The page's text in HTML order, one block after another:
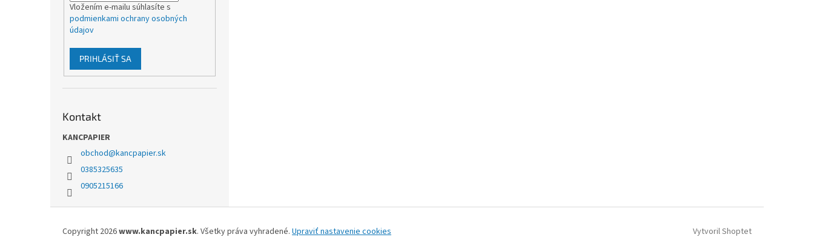
Vložením e-mailu súhlasíte s
podmienkami ochrany osobných
údajov
PRIHLÁSIŤ SA
Kontakt
KANCPAPIER
obchod@kancpapier.sk
0385325635
0905215166
Vytvoril Shoptet
Copyright 2026www.kancpapier.sk. Všetky práva vyhradené. Upraviť nastavenie cookies